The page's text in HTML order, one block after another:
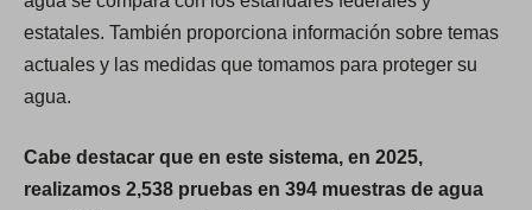
estatales. También proporciona información sobre temas
actuales y las medidas que tomamos para proteger su
agua.
Cabe destacar que en este sistema, en 2025,
realizamos 2,538 pruebas en 394 muestras de agua